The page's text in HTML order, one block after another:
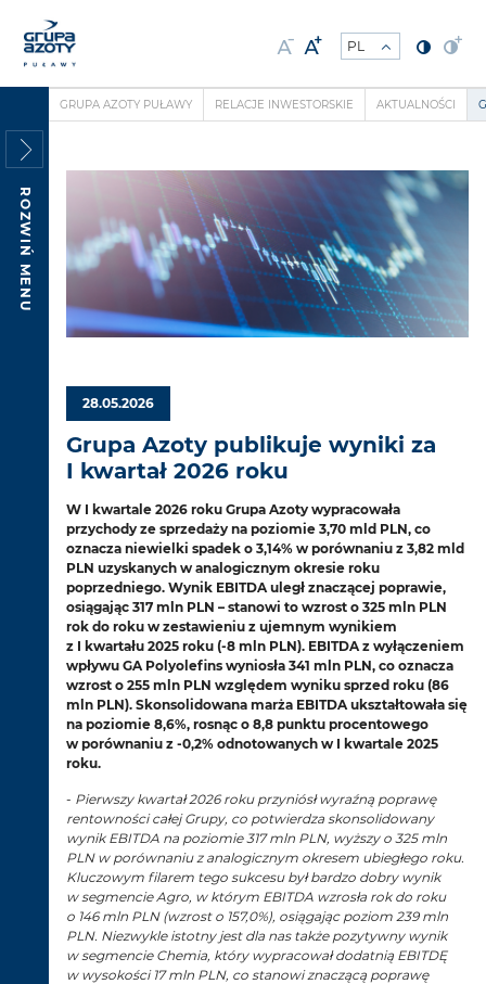
ROZWIŃ MENU
GRUPA AZOTY PUŁAWY RELACJE INWESTORSKIE AKTUALNOŚCI
28.05.2026
Grupa Azoty publikuje wyniki za
I kwartał 2026 roku
W I kwartale 2026 roku Grupa Azoty wypracowała
przychody ze sprzedaży na poziomie 3,70 mld PLN, co
oznacza niewielki spadek o 3,14% w porównaniu z 3,82 mld
PLN uzyskanych w analogicznym okresie roku
poprzedniego. Wynik EBITDA uległ znaczącej poprawie,
osiągając 317 mln PLN – stanowi to wzrost o 325 mln PLN
rok do roku w zestawieniu z ujemnym wynikiem
z I kwartału 2025 roku (-8 mln PLN). EBITDA z wyłączeniem
wpływu GA Polyolefins wyniosła 341 mln PLN, co oznacza
wzrost o 255 mln PLN względem wyniku sprzed roku (86
mln PLN). Skonsolidowana marża EBITDA ukształtowała się
na poziomie 8,6%, rosnąc o 8,8 punktu procentowego
w porównaniu z -0,2% odnotowanych w I kwartale 2025
roku.
- Pierwszy kwartał 2026 roku przyniósł wyraźną poprawę
rentowności całej Grupy, co potwierdza skonsolidowany
wynik EBITDA na poziomie 317 mln PLN, wyższy o 325 mln
PLN w porównaniu z analogicznym okresem ubiegłego roku.
Kluczowym filarem tego sukcesu był bardzo dobry wynik
w segmencie Agro, w którym EBITDA wzrosła rok do roku
o 146 mln PLN (wzrost o 157,0%), osiągając poziom 239 mln
PLN. Niezwykle istotny jest dla nas także pozytywny wynik
w segmencie Chemia, który wypracował dodatnią EBITDĘ
w wysokości 17 mln PLN, co stanowi znaczącą poprawę